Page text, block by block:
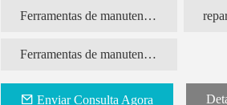
foi projetada especificamente para garantir
odontológicas, tornando-a uma ferramenta
Características principais:
odontológica de alta velocidade Tealth é
garantindo que funcionem de forma eficiente
Ferramentas de manutenção
Ferramentas de manutenção de cartuchos
Enviar Consulta Agora